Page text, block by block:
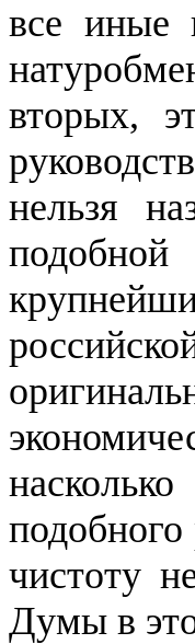
все иные
вторых,
нельзя
чистоту
Думы в